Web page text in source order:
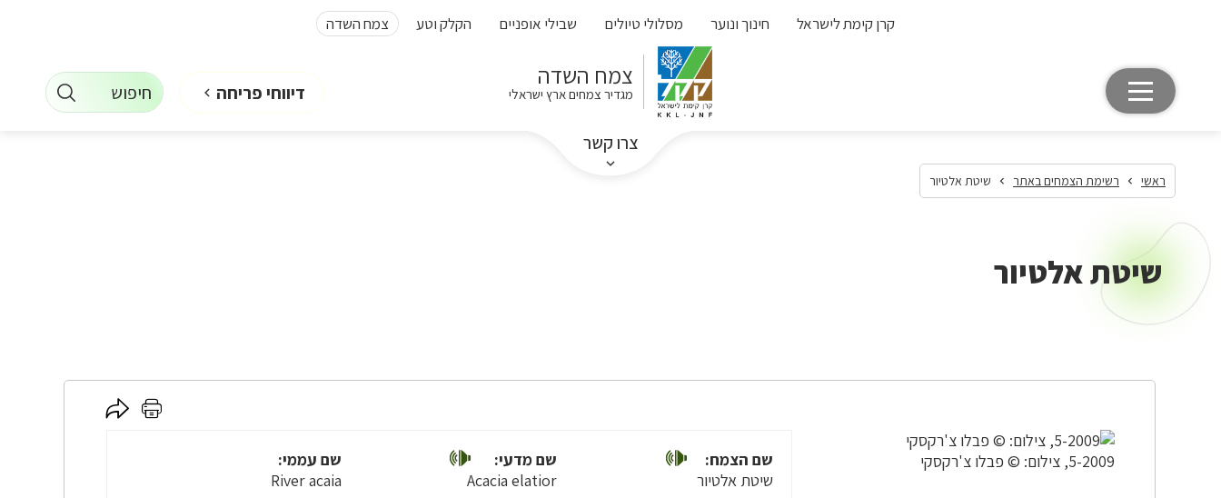
קרן קימת לישראל חינוך ונוער מסלולי טיולים שבילי אופניים הקלק וטע צמח השדה
צמח השדה
מגדיר צמחים ארץ ישראלי
צרו קשר
דיווחי פריחה חיפוש
ראשי רשימת הצמחים באתר שיטת אלטיור
שיטת אלטיור
5-2009, צילום: © פבלו צ'רקסקי
לחץ
לחץ
שם הצמח:
שיטת אלטיור
שם מדעי:
Acacia elatior
שם עממי:
River acaia